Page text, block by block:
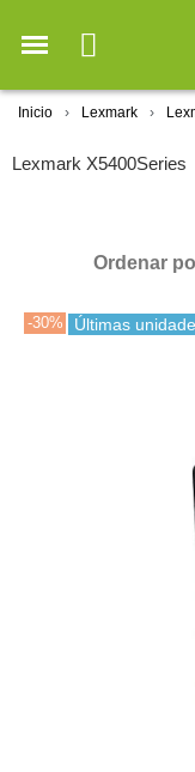
Inicio Lexmark
Lexmark X5400Series
Ordenar
-30% Últimas